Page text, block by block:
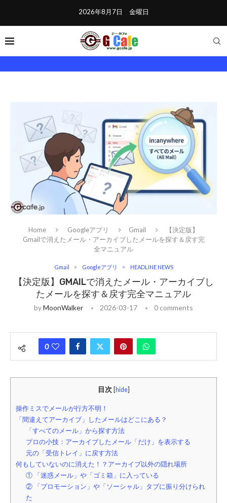
2026年8月7日 金曜日
Home Googleアプリ Gmail
【決定版】
Gmailで消えたメール・アーカイブしたメールを探す＆戻す完
全マニュアル
Gmail Googleアプリ HEADLINE NEWS
【決定版】GMAILで消えたメール・アーカイブし
たメールを探す＆戻す完全マニュアル
byMoonWalker 2026-03-17 0 comments
0
目次 hide]
操作ミスでメールが行方不明！
「間違えてアーカイブ」したメールはどこにある？
「すべてのメール」から探す方法
プロの小技：アーカイブしたメール「だけ」を表示する
元の「受信トレイ」に戻す方法
何もしていないのに消えた！？アーカイブ以外の隠れ場所
① 「迷惑メール」や「ゴミ箱」に入っている
② 「プロモーション」や「ソーシャル」タブに振り分けられ
た